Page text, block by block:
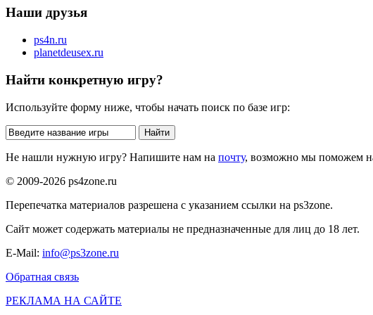
Наши друзья
ps4n.ru
planetdeusex.ru
Найти конкретную игру?
Используйте форму ниже, чтобы начать поиск по базе игр:
Не нашли нужную игру? Напишите нам на почту, возможно мы поможем
© 2009-2026 ps4zone.ru
Перепечатка материалов разрешена с указанием ссылки на ps3zone.
Сайт может содержать материалы не предназначенные для лиц до 18 лет.
E-Mail: info@ps3zone.ru
Обратная связь
РЕКЛАМА НА САЙТЕ